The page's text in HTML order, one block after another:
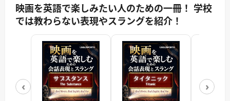
映画を英語で楽しみたい人のための一冊！ 学校
では教わらない表現やスラングを紹介！
‹ ›